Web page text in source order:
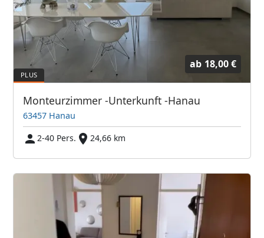
ab 18,00 €
Monteurzimmer -Unterkunft -Hanau
63457 Hanau
2-40 Pers.
24,66 km